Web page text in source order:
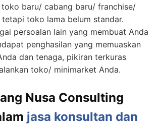
toko baru/ cabang baru/ franchise/
tetapi toko lama belum standar.
persoalan lain yang membuat Anda
penghasilan yang memuaskan
dan tenaga, pikiran terkuras
toko/ minimarket Anda.
Nusa Consulting
jasa konsultan dan